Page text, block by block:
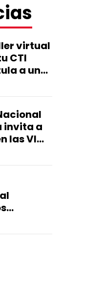
virtual
CTI
a una
invita a
las VI
en
de